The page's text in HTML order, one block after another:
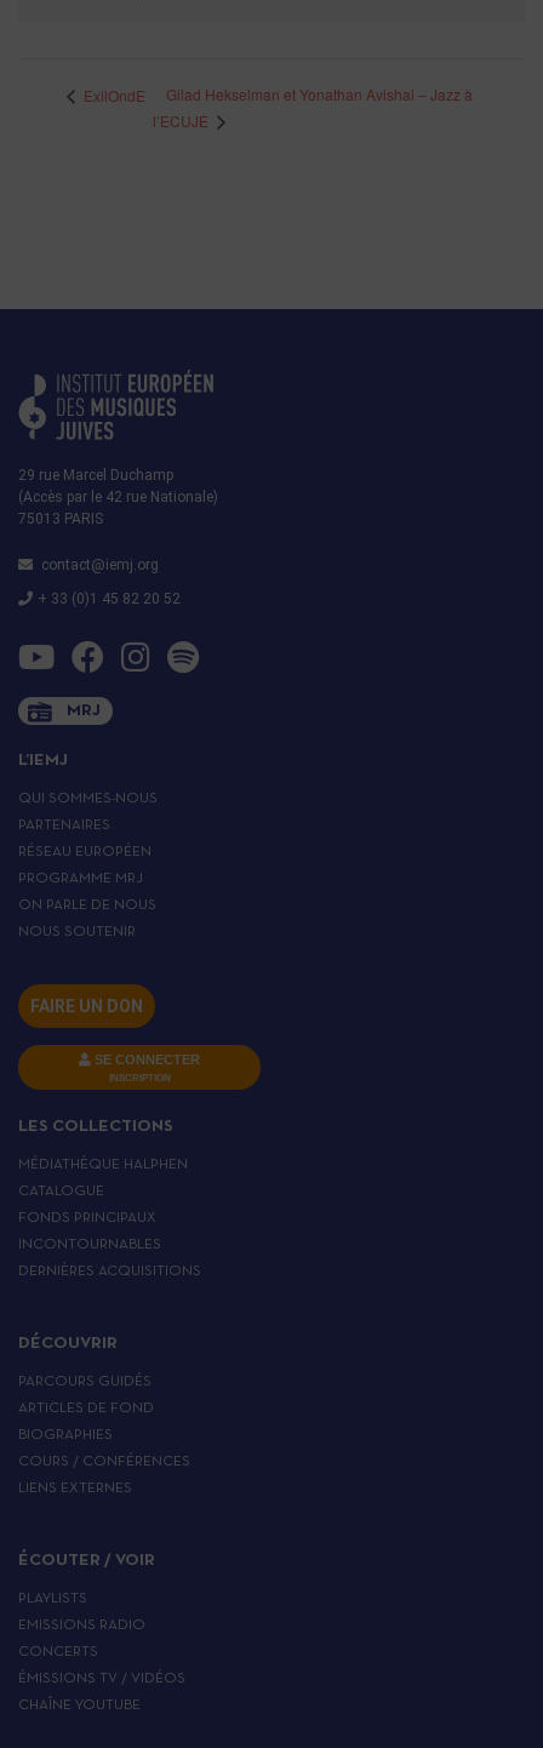
ExilOndE
Gilad Hekselman et Yonathan Avishai – Jazz à
l’ECUJE
29 rue Marcel Duchamp
(Accès par le 42 rue Nationale)
75013 PARIS
contact@iemj.org
+ 33 (0)1 45 82 20 52
MRJ
L’IEMJ
QUI SOMMES-NOUS
PARTENAIRES
RÉSEAU EUROPÉEN
PROGRAMME MRJ
ON PARLE DE NOUS
NOUS SOUTENIR
FAIRE UN DON
SE CONNECTER
INSCRIPTION
LES COLLECTIONS
MÉDIATHÈQUE HALPHEN
CATALOGUE
FONDS PRINCIPAUX
INCONTOURNABLES
DERNIÈRES ACQUISITIONS
DÉCOUVRIR
PARCOURS GUIDÉS
ARTICLES DE FOND
BIOGRAPHIES
COURS / CONFÉRENCES
LIENS EXTERNES
ÉCOUTER / VOIR
PLAYLISTS
EMISSIONS RADIO
CONCERTS
ÉMISSIONS TV / VIDÉOS
CHAÎNE YOUTUBE